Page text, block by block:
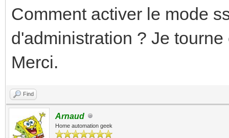
Comment activer le mode
d'administration ? Je tourne
Merci.
Find
Arnaud
Home automation geek